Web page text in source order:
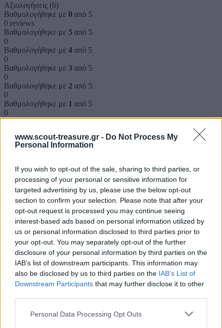
www.scout-treasure.gr - Do Not Process My
Personal Information
If you wish to opt-out of the sale, sharing to third parties, or
processing of your personal or sensitive information for
targeted advertising by us, please use the below opt-out
section to confirm your selection. Please note that after your
opt-out request is processed you may continue seeing
interest-based ads based on personal information utilized by
us or personal information disclosed to third parties prior to
your opt-out. You may separately opt-out of the further
disclosure of your personal information by third parties on the
IAB’s list of downstream participants. This information may
also be disclosed by us to third parties on the IAB’s List of
Downstream Participants that may further disclose it to other
Please note that this website/app uses one or more Google
Personal Data Processing Opt Outs
Αξιολογήσεις (0)
Βαθμολογήθηκε με 0 από 5
0 reviews
Βαθμολογήθηκε με 5 από 5
0
Βαθμολογήθηκε με 4 από 5
0
Βαθμολογήθηκε με 3 από 5
0
Βαθμολογήθηκε με 2 από 5
0
Βαθμολογήθηκε με 1 από 5
0
Αξιολογήσεις
Δεν υπάρχει καμία αξιολόγηση ακόμη.
Κάνετε την πρώτη αξιολόγηση για το προϊόν: “Η συνέχεια της
αρχής”
Η ηλ. διεύθυνση σας δεν δημοσιεύεται. Τα υποχρεωτικά πεδία
σημειώνονται με*
Η βαθμολογία σας*
Η αξιολόγησή σας*